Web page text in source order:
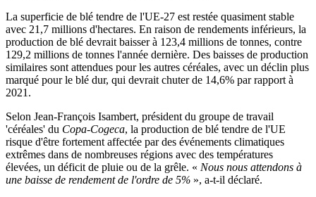
La superficie de blé tendre de l'UE-27 est restée quasiment stable
avec 21,7 millions d'hectares. En raison de rendements inférieurs, la
production de blé devrait baisser à 123,4 millions de tonnes, contre
129,2 millions de tonnes l'année dernière. Des baisses de production
similaires sont attendues pour les autres céréales, avec un déclin plus
marqué pour le blé dur, qui devrait chuter de 14,6% par rapport à
2021.
Selon Jean-François Isambert, président du groupe de travail
'céréales' du Copa-Cogeca, la production de blé tendre de l'UE
risque d'être fortement affectée par des événements climatiques
extrêmes dans de nombreuses régions avec des températures
élevées, un déficit de pluie ou de la grêle. « Nous nous attendons à
une baisse de rendement de l'ordre de 5% », a-t-il déclaré.